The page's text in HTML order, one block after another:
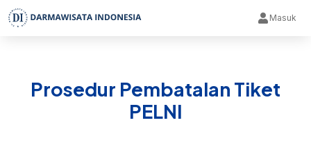
Masuk
Prosedur Pembatalan Tiket
PELNI